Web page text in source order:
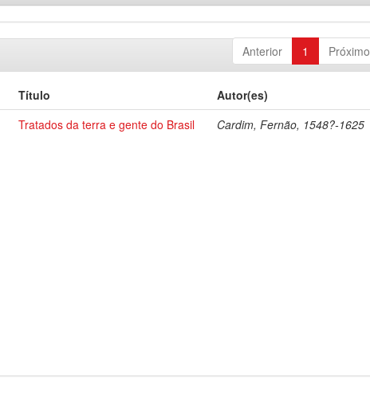
Anterior 1 Próximo
Título
Autor(es)
Tratados da terra e gente do Brasil Cardim, Fernão, 1548?-1625